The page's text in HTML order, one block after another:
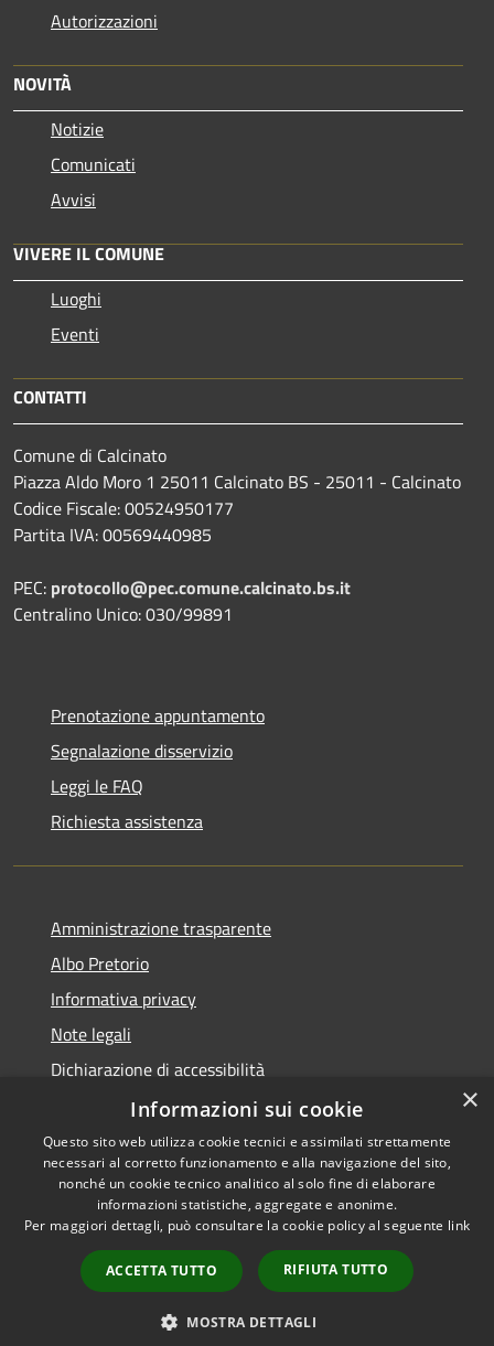
Autorizzazioni
NOVITÀ
Notizie
Comunicati
Avvisi
VIVERE IL COMUNE
Luoghi
Eventi
CONTATTI
Comune di Calcinato
Piazza Aldo Moro 1 25011 Calcinato BS - 25011 - Calcinato
Codice Fiscale: 00524950177
Partita IVA: 00569440985
PEC: protocollo@pec.comune.calcinato.bs.it
Centralino Unico: 030/99891
Prenotazione appuntamento
Segnalazione disservizio
Leggi le FAQ
Richiesta assistenza
Amministrazione trasparente
Albo Pretorio
Informativa privacy
Note legali
Dichiarazione di accessibilità
Piano miglioramento sito
RSS
Accessibilità
Copyright © 2026 • Comune di
Calcinato • Powered by
Municipium•
Accesso
redazione
×
Informazioni sui cookie
Questo sito web utilizza cookie tecnici e assimilati strettamente
necessari al corretto funzionamento e alla navigazione del sito,
nonché un cookie tecnico analitico al solo fine di elaborare
informazioni statistiche, aggregate e anonime.
Per maggiori dettagli, può consultare la cookie policy al seguente link
ACCETTA TUTTO RIFIUTA TUTTO
MOSTRA DETTAGLI